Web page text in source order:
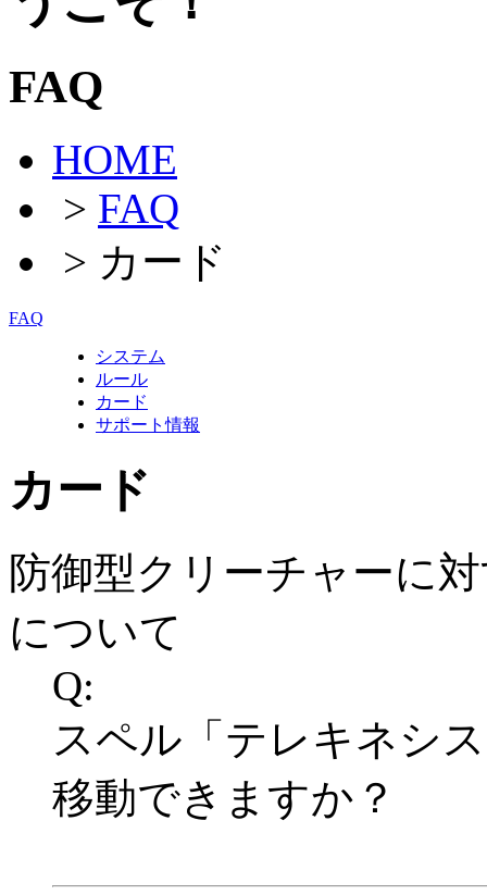
FAQ
HOME
> FAQ
> カード
FAQ
システム
ルール
カード
サポート情報
カード
防御型クリーチャーに
について
Q:
スペル「テレキネシ
移動できますか？